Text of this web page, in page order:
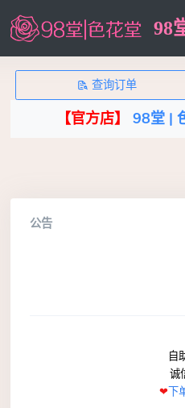
98
查询订单
【官方店】98堂 | 色花堂 |
公告
自
诚
❤